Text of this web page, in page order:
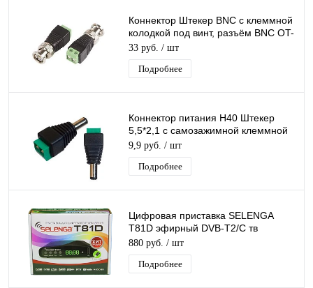
Коннектор Штекер BNC с клеммной
колодкой под винт, разъём BNC OT-
AVT04 (TD-314)
33 руб. / шт
Подробнее
Коннектор питания H40 Штекер
5,5*2,1 с самозажимной клеммной
колодкой, разъем, штекер питания
9,9 руб. / шт
Подробнее
Цифровая приставка SELENGA
T81D эфирный DVB-T2/C тв
ресивер, тюнер бесплатного IPTV,
медиаплеер
880 руб. / шт
Подробнее